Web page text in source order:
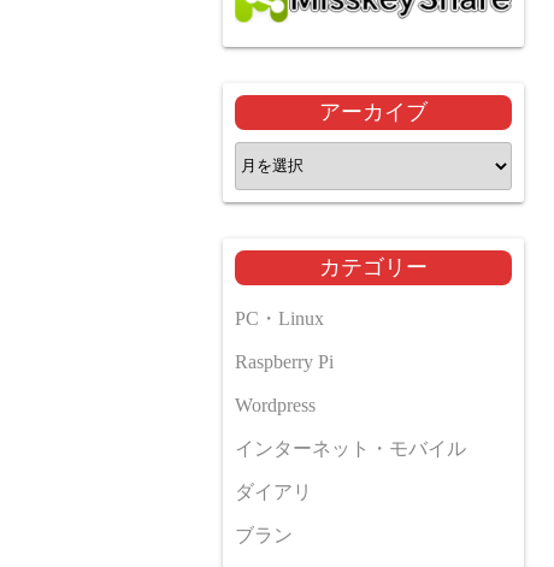
アーカイブ
ア
ー
イ
ブ
カテゴリー
PC・Linux
Raspberry Pi
Wordpress
インターネット・モバイル
ダイアリ
ブラン